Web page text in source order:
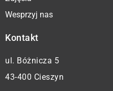
Wesprzyj nas
Kontakt
ul. Bóżnicza 5
43-400 Cieszyn